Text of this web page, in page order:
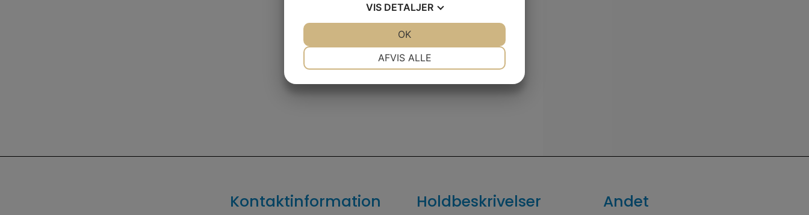
Kontaktinformation Holdbeskrivelser Andet
VIS DETALJER
AFVIS ALLE
OK